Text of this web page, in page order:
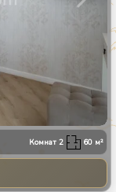
Комнат2 60 м²